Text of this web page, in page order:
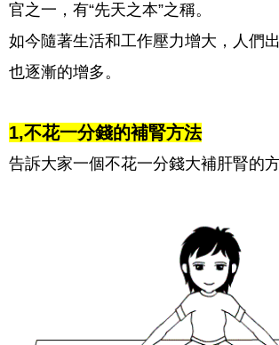
官之一，有“先天之本”之稱。
如今隨著生活和工作壓力增大，人們
也逐漸的增多。
1,不花一分錢的補腎方法
告訴大家一個不花一分錢大補肝腎的方